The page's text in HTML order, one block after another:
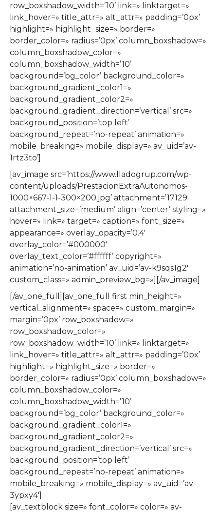
row_boxshadow_width=’10’ link=» linktarget=»
link_hover=» title_attr=» alt_attr=» padding=’0px’
highlight=» highlight_size=» border=»
border_color=» radius=’0px’ column_boxshadow=»
column_boxshadow_color=»
column_boxshadow_width=’10’
background=’bg_color’ background_color=»
background_gradient_color1=»
background_gradient_color2=»
background_gradient_direction=’vertical’ src=»
background_position=’top left’
background_repeat=’no-repeat’ animation=»
mobile_breaking=» mobile_display=» av_uid=’av-
1rtz3to’]
[av_image src=’https://www.lladogrup.com/wp-
content/uploads/PrestacionExtraAutonomos-
1000×667-1-1-300×200.jpg’ attachment=’17129′
attachment_size=’medium’ align=’center’ styling=»
hover=» link=» target=» caption=» font_size=»
appearance=» overlay_opacity=’0.4′
overlay_color=’#000000′
overlay_text_color=’#ffffff’ copyright=»
animation=’no-animation’ av_uid=’av-k9sqs1g2′
custom_class=» admin_preview_bg=»][/av_image]
[/av_one_full][av_one_full first min_height=»
vertical_alignment=» space=» custom_margin=»
margin=’0px’ row_boxshadow=»
row_boxshadow_color=»
row_boxshadow_width=’10’ link=» linktarget=»
link_hover=» title_attr=» alt_attr=» padding=’0px’
highlight=» highlight_size=» border=»
border_color=» radius=’0px’ column_boxshadow=»
column_boxshadow_color=»
column_boxshadow_width=’10’
background=’bg_color’ background_color=»
background_gradient_color1=»
background_gradient_color2=»
background_gradient_direction=’vertical’ src=»
background_position=’top left’
background_repeat=’no-repeat’ animation=»
mobile_breaking=» mobile_display=» av_uid=’av-
3ypxy4′]
[av_textblock size=» font_color=» color=» av-